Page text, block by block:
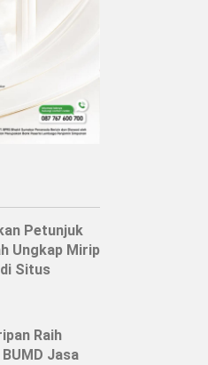
Petunjuk
Ungkap Mirip
Situs
Raih
Jasa